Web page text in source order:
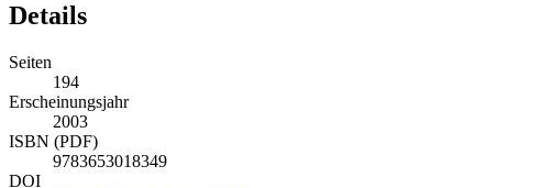
Details
Seiten
194
Erscheinungsjahr
2003
ISBN (PDF)
9783653018349
DOI